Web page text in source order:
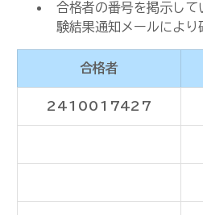
合格者の番号を掲示し
験結果通知メールにより
合格者
2410017427